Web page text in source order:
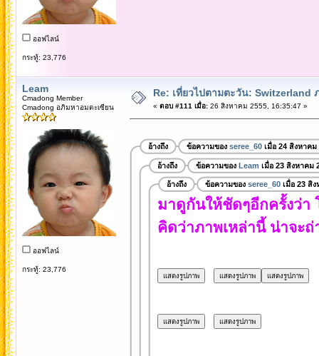
ออฟไลน์
กระทู้: 23,776
Leam
Cmadong Member
Cmadong อภิมหาอมตะเซียน
ออฟไลน์
กระทู้: 23,776
Re: เที่ยวไปตามตะวัน: Switzerland
« ตอบ #111 เมื่อ:26 สิงหาคม 2555, 16:35:47 »
อ้างถึง ข้อความของ seree_60เมื่อ 24 สิงหาคม
อ้างถึง ข้อความของ Leam เมื่อ 23 สิงหาคม
อ้างถึง ข้อความของ seree_60เมื่อ 23 สิง
มาดูกันให้ชัดๆอีกครั้งว่า
คิดว่าภาพเหล่านี้ น่าจะ